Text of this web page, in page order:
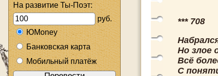
На развитие Ты-Поэт:
руб.
ЮMoney
Банковская карта
Мобильный платёж
*** 708
Но злое
Всё
С